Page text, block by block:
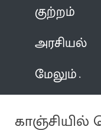
குற்றம்
அரசியல்
மேலும்
காஞ்சியில்